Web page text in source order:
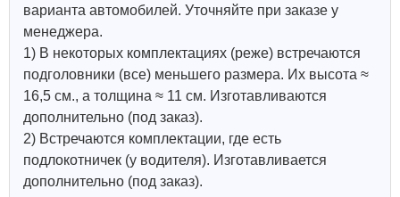
варианта автомобилей. Уточняйте при заказе у
менеджера.
1) В некоторых комплектациях (реже) встречаются
подголовники (все) меньшего размера. Их высота ≈
16,5 см., а толщина ≈ 11 см. Изготавливаются
дополнительно (под заказ).
2) Встречаются комплектации, где есть
подлокотничек (у водителя). Изготавливается
дополнительно (под заказ).